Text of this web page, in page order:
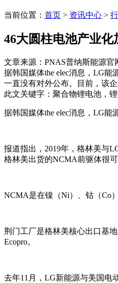
当前位置： 首页 > 资讯中心 >
46大圆柱电池产业化
文章来源：PNAS普纳斯能源官
据韩国媒体the elec消息，LG
一直没有对外公布。目前，该
此文关键字：聚合物锂电池，
据韩国媒体the elec消息，LG能
报道指出，2019年，格林美与
格林美出货的NCMA前驱体很
NCMA是在镍（Ni）、钴（Co
荆门工厂是格林美核心出口基
Ecopro。
去年11月，LG新能源与美国电